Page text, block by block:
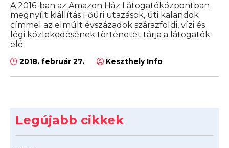
A 2016-ban az Amazon Ház Látogatóközpontban
megnyílt kiállítás Főúri utazások, úti kalandok
címmel az elmúlt évszázadok szárazföldi, vízi és
légi közlekedésének történetét tárja a látogatók
elé.
2018. február 27. Keszthely Info
Legújabb cikkek